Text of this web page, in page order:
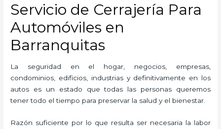
Servicio de Cerrajería Para
Automóviles en
Barranquitas
La seguridad en el hogar, negocios, empresas,
condominios, edificios, industrias y definitivamente en los
autos es un estado que todas las personas queremos
tener todo el tiempo para preservar la salud y el bienestar.
Razón suficiente por lo que resulta ser necesaria la labor